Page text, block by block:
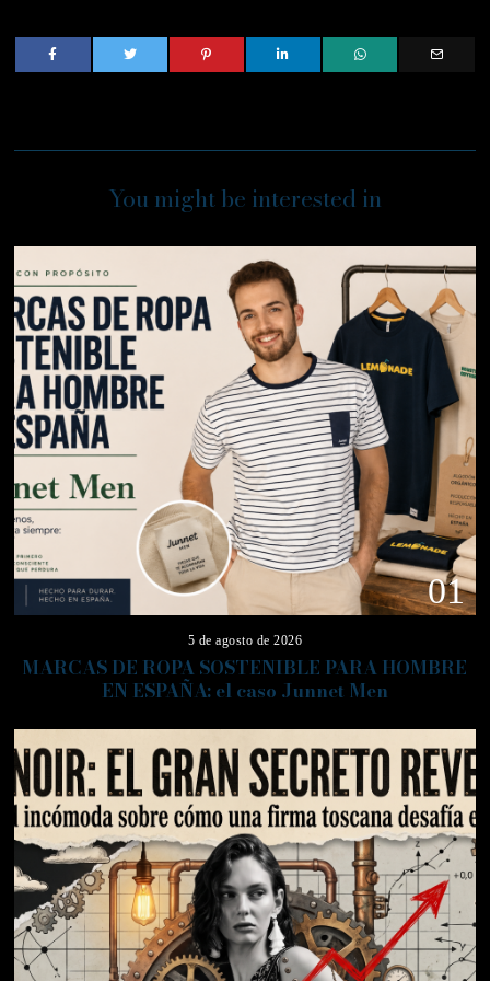
You might be interested in
01
5 de agosto de 2026
MARCAS DE ROPA SOSTENIBLE PARA HOMBRE
EN ESPAÑA: el caso Junnet Men